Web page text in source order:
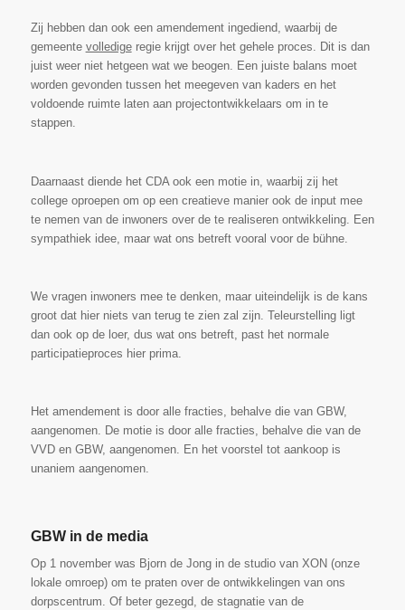
Zij hebben dan ook een amendement ingediend, waarbij de
gemeente volledigeregie krijgt over het gehele proces. Dit is dan
juist weer niet hetgeen wat we beogen. Een juiste balans moet
worden gevonden tussen het meegeven van kaders en het
voldoende ruimte laten aan projectontwikkelaars om in te
stappen.
Daarnaast diende het CDA ook een motie in, waarbij zij het
college oproepen om op een creatieve manier ook de input mee
te nemen van de inwoners over de te realiseren ontwikkeling. Een
sympathiek idee, maar wat ons betreft vooral voor de bühne.
We vragen inwoners mee te denken, maar uiteindelijk is de kans
groot dat hier niets van terug te zien zal zijn. Teleurstelling ligt
dan ook op de loer, dus wat ons betreft, past het normale
participatieproces hier prima.
Het amendement is door alle fracties, behalve die van GBW,
aangenomen. De motie is door alle fracties, behalve die van de
VVD en GBW, aangenomen. En het voorstel tot aankoop is
unaniem aangenomen.
GBW in de media
Op 1 november was Bjorn de Jong in de studio van XON (onze
lokale omroep) om te praten over de ontwikkelingen van ons
dorpscentrum. Of beter gezegd, de stagnatie van de